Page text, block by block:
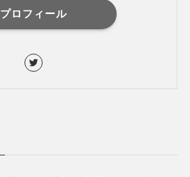
プロフィール